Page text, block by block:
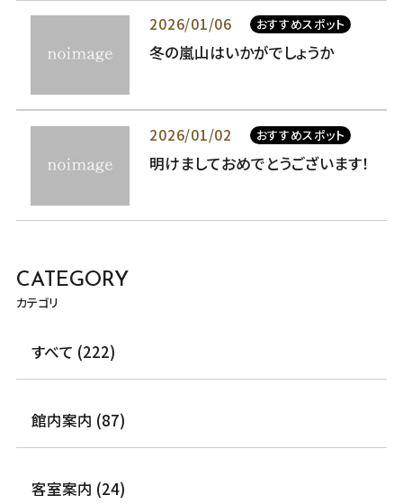
2026/01/06 おすすめスポット
冬の嵐山はいかがでしょうか
2026/01/02 おすすめスポット
明けましておめでとうございます！
CATEGORY
カテゴリ
すべて (222)
館内案内 (87)
客室案内 (24)